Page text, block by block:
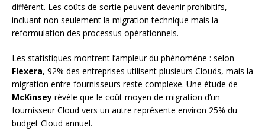
différent. Les coûts de sortie peuvent devenir prohibitifs,
incluant non seulement la migration technique mais la
reformulation des processus opérationnels.
Les statistiques montrent l’ampleur du phénomène : selon
Flexera, 92% des entreprises utilisent plusieurs Clouds, mais la
migration entre fournisseurs reste complexe. Une étude de
McKinsey révèle que le coût moyen de migration d’un
fournisseur Cloud vers un autre représente environ 25% du
budget Cloud annuel.